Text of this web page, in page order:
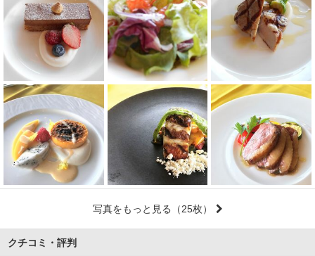
写真をもっと見る （25枚）
クチコミ・評判